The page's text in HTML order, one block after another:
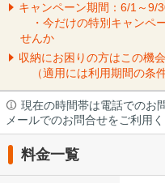
キャンペーン期間：6/1～9/
・今だけの特別キャンペ
せんか
収納にお困りの方はこの機
（適用には利用期間の条
現在の時間帯は電話でのお
メールでのお問合せをご利用く
料金一覧